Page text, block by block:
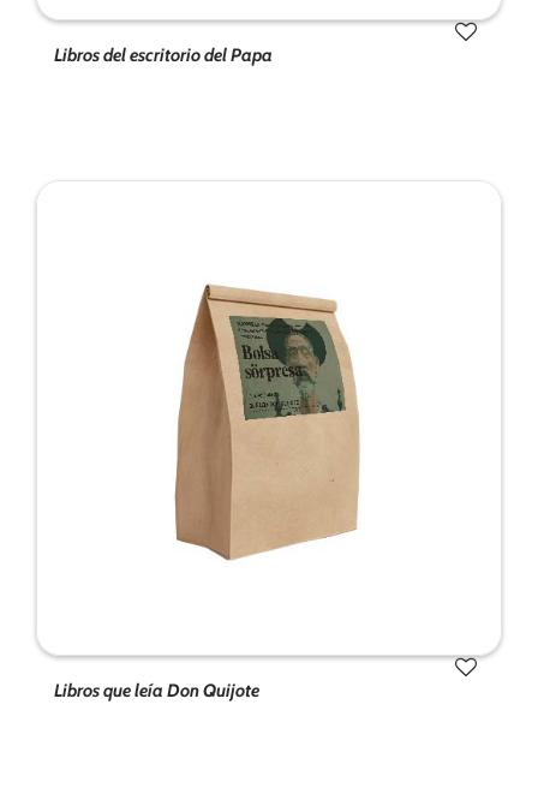
Libros del escritorio del Papa
Libros que leía Don Quijote